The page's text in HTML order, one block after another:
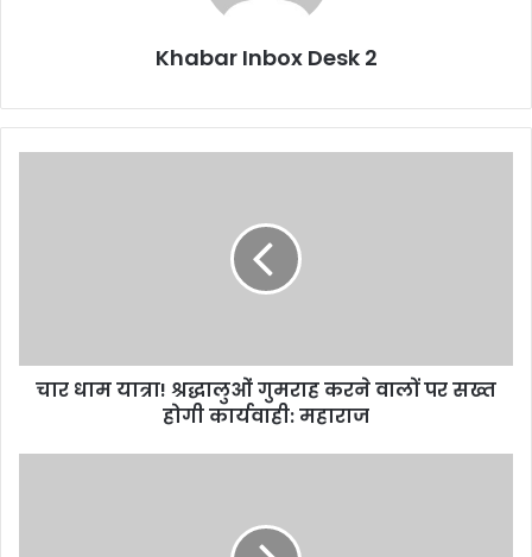
Khabar Inbox Desk 2
सख्त
होगीचार धाम यात्रा! श्रद्धालुओं गुमराह करने वालों पर सख्त
होगी कार्यवाही: महाराज